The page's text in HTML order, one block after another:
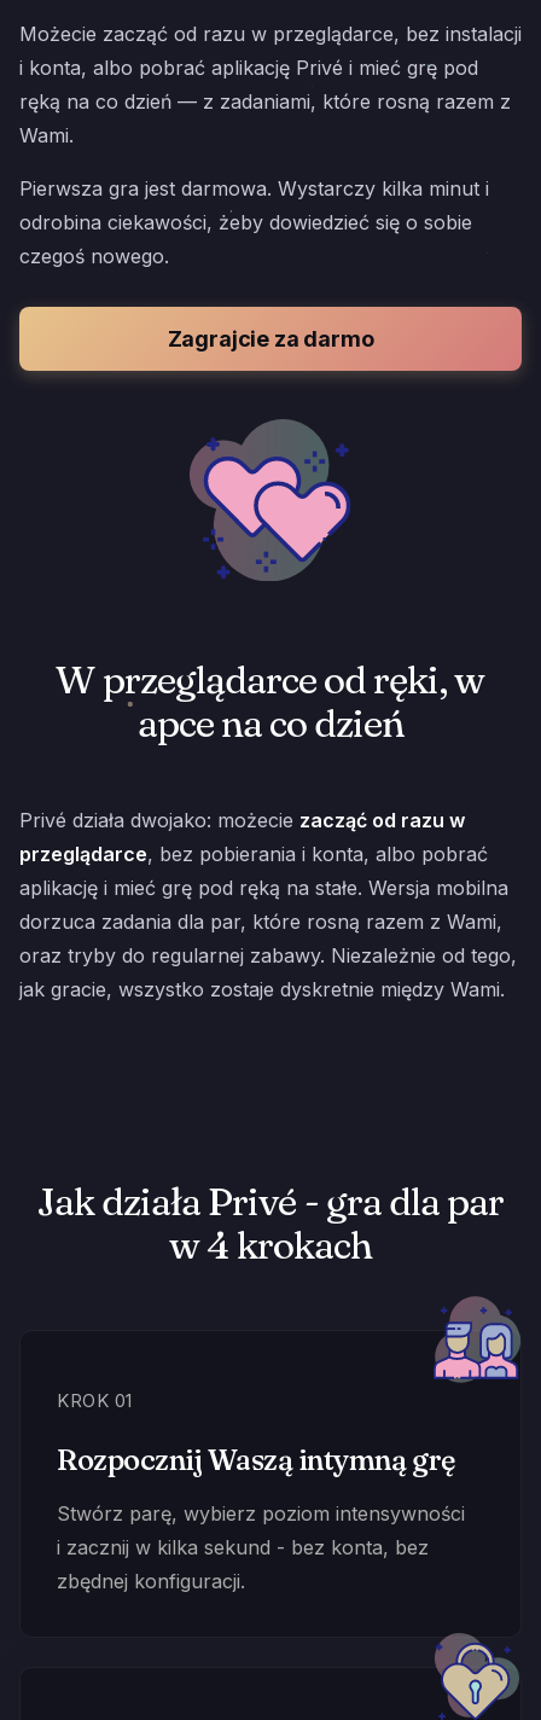
Możecie zacząć od razu w przeglądarce, bez instalacji
i konta, albo pobrać aplikację Privé i mieć grę pod
ręką na co dzień — z zadaniami, które rosną razem z
Wami.
Pierwsza gra jest darmowa. Wystarczy kilka minut i
odrobina ciekawości, żeby dowiedzieć się o sobie
czegoś nowego.
Zagrajcie za darmo
W przeglądarce od ręki, w
apce na co dzień
Privé działa dwojako: możecie zacząć od razu w
przeglądarce, bez pobierania i konta, albo pobrać
aplikację i mieć grę pod ręką na stałe. Wersja mobilna
dorzuca zadania dla par, które rosną razem z Wami,
oraz tryby do regularnej zabawy. Niezależnie od tego,
jak gracie, wszystko zostaje dyskretnie między Wami.
Jak działa Privé - gra dla par
w 4 krokach
KROK 01
Rozpocznij Waszą intymną grę
Stwórz parę, wybierz poziom intensywności
i zacznij w kilka sekund - bez konta, bez
zbędnej konfiguracji.